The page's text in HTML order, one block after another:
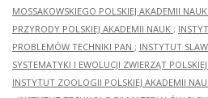
MOSSAKOWSKIEGO POLSKIEJ AKADEMII NAUK
PRZYRODY POLSKIEJ AKADEMII NAUK ;
PROBLEMÓW TECHNIKI PAN ; INSTYTUT
SYSTEMATYKI I EWOLUCJI ZWIERZĄT
INSTYTUT ZOOLOGII POLSKIEJ AKADEMII